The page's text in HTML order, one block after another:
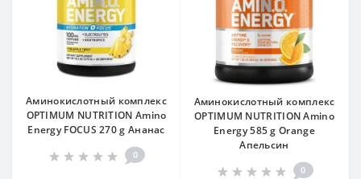
Аминокислотный комплекс
OPTIMUM NUTRITION Amino
Energy FOCUS 270 g Ананас
0
Аминокислотный комплекс
OPTIMUM NUTRITION Amino
Energy 585 g Orange
Апельсин
0